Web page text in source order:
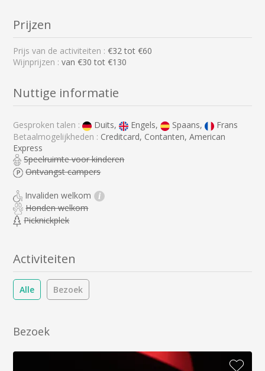
Prijzen
Prijs van de activiteiten :€32 tot €60
Wijnprijzen :van €30 tot €130
Nuttige informatie
Gesproken talen : Duits, Engels, Spaans,
Frans
Betaalmogelijkheden : Creditcard, Contanten, American
Express
Speelruimte voor kinderen
Ontvangst campers
Invaliden welkom i
Honden welkom
Picknickplek
Activiteiten
Alle Bezoek
Bezoek